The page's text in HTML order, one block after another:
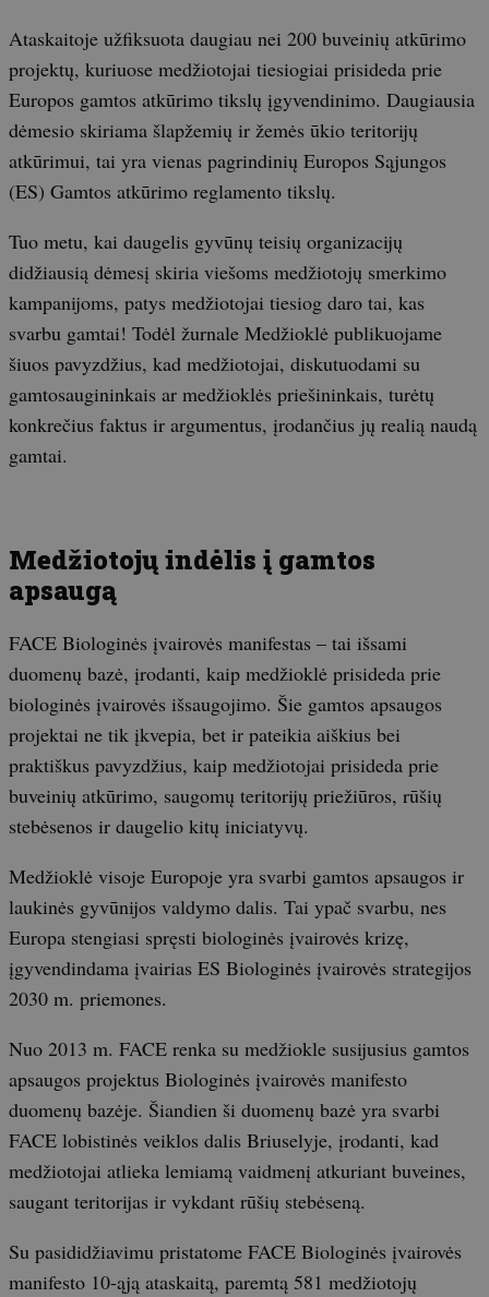
Ataskaitoje užfiksuota daugiau nei 200 buveinių atkūrimo
projektų, kuriuose medžiotojai tiesiogiai prisideda prie
Europos gamtos atkūrimo tikslų įgyvendinimo. Daugiausia
dėmesio skiriama šlapžemių ir žemės ūkio teritorijų
atkūrimui, tai yra vienas pagrindinių Europos Sąjungos
(ES) Gamtos atkūrimo reglamento tikslų.
Tuo metu, kai daugelis gyvūnų teisių organizacijų
didžiausią dėmesį skiria viešoms medžiotojų smerkimo
kampanijoms, patys medžiotojai tiesiog daro tai, kas
svarbu gamtai! Todėl žurnale Medžioklė publikuojame
šiuos pavyzdžius, kad medžiotojai, diskutuodami su
gamtosaugininkais ar medžioklės priešininkais, turėtų
konkrečius faktus ir argumentus, įrodančius jų realią naudą
gamtai.
Medžiotojų indėlis į gamtos
apsaugą
FACE Biologinės įvairovės manifestas – tai išsami
duomenų bazė, įrodanti, kaip medžioklė prisideda prie
biologinės įvairovės išsaugojimo. Šie gamtos apsaugos
projektai ne tik įkvepia, bet ir pateikia aiškius bei
praktiškus pavyzdžius, kaip medžiotojai prisideda prie
buveinių atkūrimo, saugomų teritorijų priežiūros, rūšių
stebėsenos ir daugelio kitų iniciatyvų.
Medžioklė visoje Europoje yra svarbi gamtos apsaugos ir
laukinės gyvūnijos valdymo dalis. Tai ypač svarbu, nes
Europa stengiasi spręsti biologinės įvairovės krizę,
įgyvendindama įvairias ES Biologinės įvairovės strategijos
2030 m. priemones.
Nuo 2013 m. FACE renka su medžiokle susijusius gamtos
apsaugos projektus Biologinės įvairovės manifesto
duomenų bazėje. Šiandien ši duomenų bazė yra svarbi
FACE lobistinės veiklos dalis Briuselyje, įrodanti, kad
medžiotojai atlieka lemiamą vaidmenį atkuriant buveines,
saugant teritorijas ir vykdant rūšių stebėseną.
Su pasididžiavimu pristatome FACE Biologinės įvairovės
manifesto 10-ąją ataskaitą, paremtą 581 medžiotojų